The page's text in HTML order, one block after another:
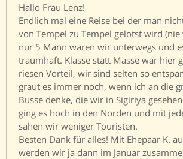
Hallo Frau Lenz!
Endlich mal eine Reise bei der man
von Tempel zu Tempel gelotst wird
nur 5 Mann waren wir unterwegs und
traumhaft. Klasse statt Masse war hier
riesen Vorteil, wir sind selten so
graut es immer noch, wenn ich an die
Busse denke, die wir in Sigiriya
ging es hoch in den Norden und mit
sahen wir weniger Touristen.
Besten Dank für alles! Mit Ehepaar K.
werden wir ja dann im Januar